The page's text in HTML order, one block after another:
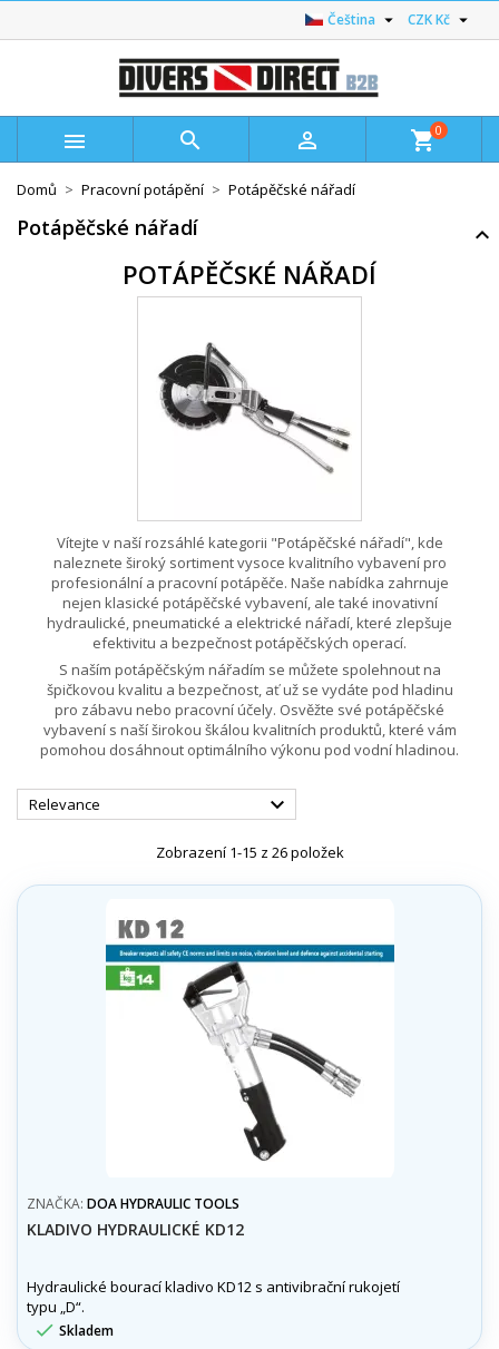
CZK Kč 
Čeština 
   shopping_cart0
Domů Pracovní potápění Potápěčské nářadí
Potápěčské nářadí
POTÁPĚČSKÉ NÁŘADÍ
Vítejte v naší rozsáhlé kategorii "Potápěčské nářadí", kde
naleznete široký sortiment vysoce kvalitního vybavení pro
profesionální a pracovní potápěče. Naše nabídka zahrnuje
nejen klasické potápěčské vybavení, ale také inovativní
hydraulické, pneumatické a elektrické nářadí, které zlepšuje
efektivitu a bezpečnost potápěčských operací.
S naším potápěčským nářadím se můžete spolehnout na
špičkovou kvalitu a bezpečnost, ať už se vydáte pod hladinu
pro zábavu nebo pracovní účely. Osvěžte své potápěčské
vybavení s naší širokou škálou kvalitních produktů, které vám
pomohou dosáhnout optimálního výkonu pod vodní hladinou.
Relevance 
Zobrazení 1-15 z 26 položek
ZNAČKA: DOA HYDRAULIC TOOLS
KLADIVO HYDRAULICKÉ KD12
Hydraulické bourací kladivo KD12 s antivibrační rukojetí
typu „D“.
 Skladem